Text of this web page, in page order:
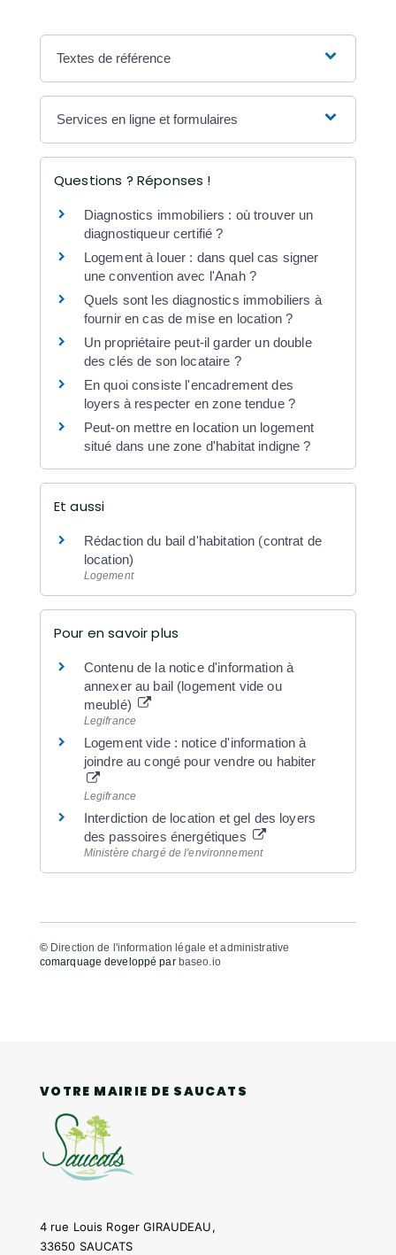
Textes de référence
Services en ligne et formulaires
Questions ? Réponses !
Diagnostics immobiliers : où trouver un
diagnostiqueur certifié ?
Logement à louer : dans quel cas signer
une convention avec l'Anah ?
Quels sont les diagnostics immobiliers à
fournir en cas de mise en location ?
Un propriétaire peut-il garder un double
des clés de son locataire ?
En quoi consiste l'encadrement des
loyers à respecter en zone tendue ?
Peut-on mettre en location un logement
situé dans une zone d'habitat indigne ?
Et aussi
Rédaction du bail d'habitation (contrat de
location)
Logement
Pour en savoir plus
Contenu de la notice d'information à
annexer au bail (logement vide ou
meublé)
Legifrance
Logement vide : notice d'information à
joindre au congé pour vendre ou habiter
Legifrance
Interdiction de location et gel des loyers
des passoires énergétiques
Ministère chargé de l'environnement
© Direction de l'information légale et administrative
comarquage developpé par baseo.io
VOTRE MAIRIE DE SAUCATS
4 rue Louis Roger GIRAUDEAU,
33650 SAUCATS